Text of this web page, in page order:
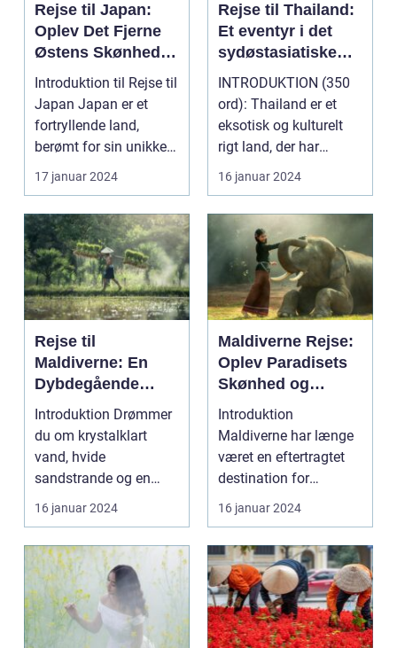
Rejse til Japan:
Oplev Det Fjerne
Østens Skønhed
og Kultur
Introduktion til Rejse til
Japan Japan er et
fortryllende land,
berømt for sin unikke
blanding af g...
17 januar 2024
Rejse til Thailand:
Et eventyr i det
sydøstasiatiske
paradis
INTRODUKTION (350
ord): Thailand er et
eksotisk og kulturelt
rigt land, der har
tiltrukket rejsende...
16 januar 2024
Rejse til
Maldiverne: En
Dybdegående
Oplevelse af
Paradis
Introduktion Drømmer
du om krystalklart
vand, hvide
sandstrande og en
afslappende
atmosfære? Så er e...
16 januar 2024
Maldiverne Rejse:
Oplev Paradisets
Skønhed og
Historie
Introduktion
Maldiverne har længe
været en eftertragtet
destination for
rejsende, der søger en
oase...
16 januar 2024